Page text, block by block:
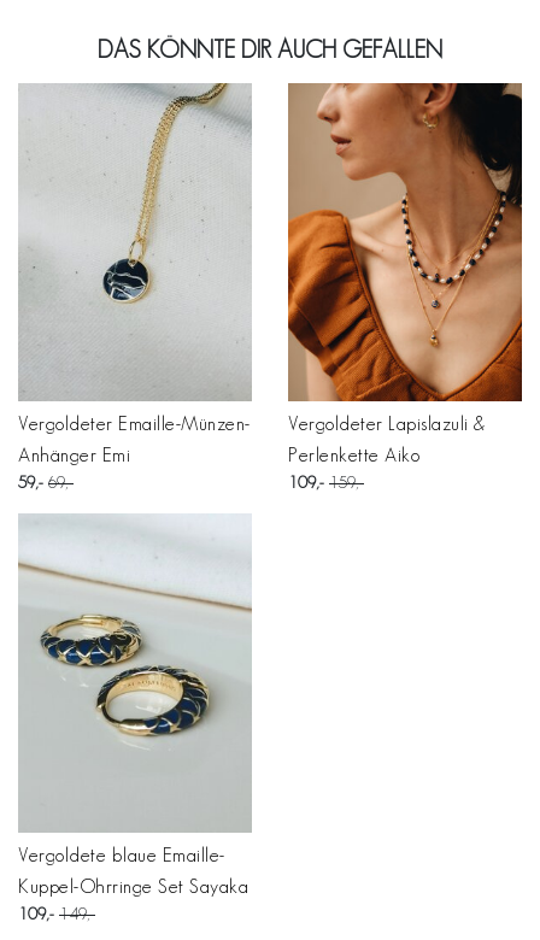
DAS KÖNNTE DIR AUCH GEFALLEN
Vergoldeter Emaille-Münzen-
Anhänger Emi
59 69
Vergoldeter Lapislazuli &
Perlenkette Aiko
109 159
Vergoldete blaue Emaille-
Kuppel-Ohrringe Set Sayaka
109 149